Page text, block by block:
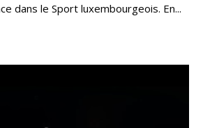
dans le Sport luxembourgeois. En...